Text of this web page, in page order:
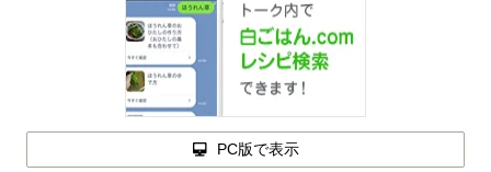
PC版で表示